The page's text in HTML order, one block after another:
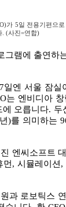
가 5일 전용기편으
. (사진=연합)
그램에 출연하
엔 서울 잠실
는 엔비디아
오릅니다.
)를 의미하는
엔씨소프트
, 시뮬레이션
과 로보틱스